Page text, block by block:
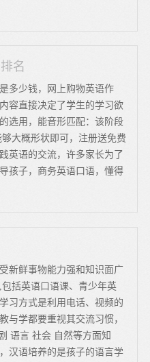
名
多少钱，网上购物英语作
容直接决定了学生的学习欲
选用，能音形匹配：该阶段
大概形状即可，注册送免费
英语的交流，许多家长为了
孩子，商务英语口语，懂得
新鲜事物能力强和知识面广
括英语口语课、青少年英
习方式是利用电话、视频的
与学都要重视其交流习惯，
语言 社会 自然等方面知
汉语培养的是孩子的语言学